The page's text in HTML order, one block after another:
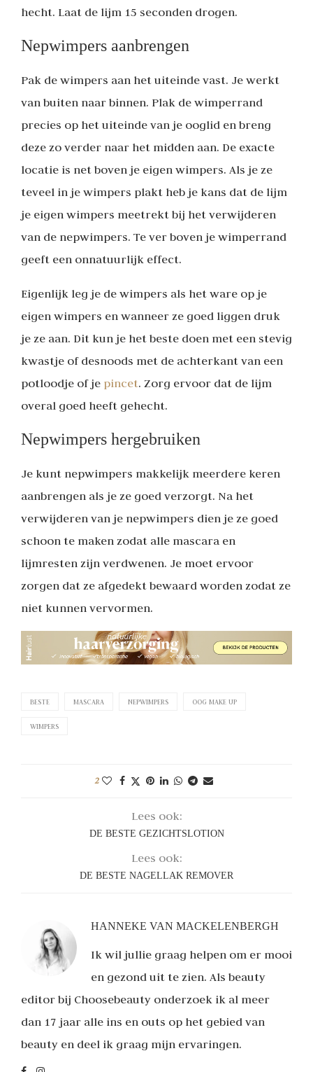
hecht. Laat de lijm 15 seconden drogen.
Nepwimpers aanbrengen
Pak de wimpers aan het uiteinde vast. Je werkt
van buiten naar binnen. Plak de wimperrand
precies op het uiteinde van je ooglid en breng
deze zo verder naar het midden aan. De exacte
locatie is net boven je eigen wimpers. Als je ze
teveel in je wimpers plakt heb je kans dat de lijm
je eigen wimpers meetrekt bij het verwijderen
van de nepwimpers. Te ver boven je wimperrand
geeft een onnatuurlijk effect.
Eigenlijk leg je de wimpers als het ware op je
eigen wimpers en wanneer ze goed liggen druk
je ze aan. Dit kun je het beste doen met een stevig
kwastje of desnoods met de achterkant van een
potloodje of je pincet. Zorg ervoor dat de lijm
overal goed heeft gehecht.
Nepwimpers hergebruiken
Je kunt nepwimpers makkelijk meerdere keren
aanbrengen als je ze goed verzorgt. Na het
verwijderen van je nepwimpers dien je ze goed
schoon te maken zodat alle mascara en
lijmresten zijn verdwenen. Je moet ervoor
zorgen dat ze afgedekt bewaard worden zodat ze
niet kunnen vervormen.
BESTE MASCARA NEPWIMPERS OOG MAKE UP
WIMPERS
2
Lees ook:
DE BESTE GEZICHTSLOTION
Lees ook:
DE BESTE NAGELLAK REMOVER
HANNEKE VAN MACKELENBERGH
Ik wil jullie graag helpen om er mooi
en gezond uit te zien. Als beauty
editor bij Choosebeauty onderzoek ik al meer
dan 17 jaar alle ins en outs op het gebied van
beauty en deel ik graag mijn ervaringen.